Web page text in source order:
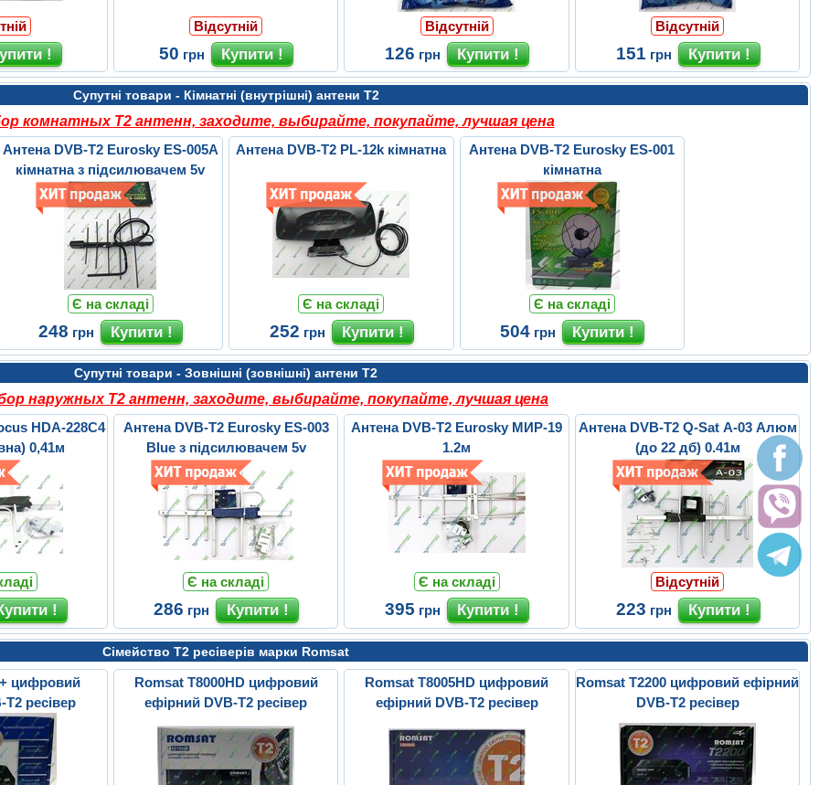
Відсутній
50 грн
Відсутній
126 грн
Відсутній
151 грн
Супутні товари - Кімнатні (внутрішні) антени Т2
комнатных Т2 антенн, заходите, выбирайте, покупайте, лучшая цена
Антена DVB-T2 Eurosky ES-005A
кімнатна з підсилювачем 5v
Є на складі
248 грн
Антена DVB-T2 PL-12k кімнатна
Є на складі
252 грн
Антена DVB-T2 Eurosky ES-001
кімнатна
Є на складі
504 грн
Супутні товари - Зовнішні (зовнішні) антени Т2
наружных Т2 антенн, заходите, выбирайте, покупайте, лучшая цена
HDA-228C4
0,41м
Антена DVB-T2 Eurosky ES-003
Blue з підсилювачем 5v
Є на складі
286 грн
Антена DVB-T2 Eurosky МИР-19
1.2м
Є на складі
395 грн
Антена DVB-T2 Q-Sat A-03 Алюм
(до 22 дб) 0.41м
Відсутній
223 грн
Сімейство Т2 ресіверів марки Romsat
цифровий
ресівер
Romsat T8000HD цифровий
ефірний DVB-T2 ресівер
Romsat T8005HD цифровий
ефірний DVB-T2 ресівер
Romsat T2200 цифровий ефірний
DVB-T2 ресівер